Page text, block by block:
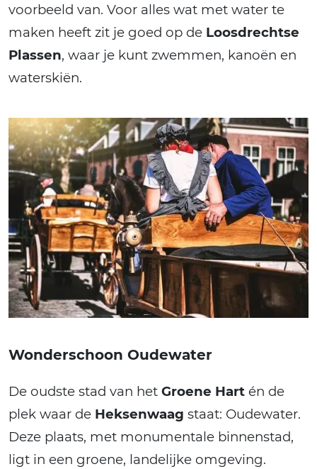
voorbeeld van. Voor alles wat met water te
maken heeft zit je goed op de Loosdrechtse
Plassen, waar je kunt zwemmen, kanoën en
waterskiën.
Wonderschoon Oudewater
De oudste stad van het Groene Hart én de
plek waar de Heksenwaag staat: Oudewater.
Deze plaats, met monumentale binnenstad,
ligt in een groene, landelijke omgeving.